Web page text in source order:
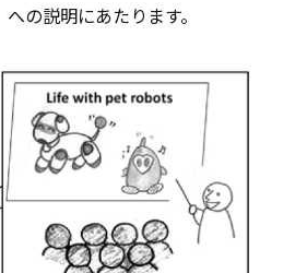
の説明にあたります。